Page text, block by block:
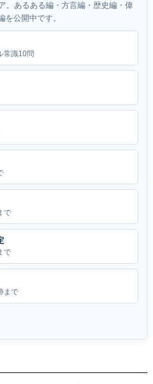
。あるある編・方言編・歴史編・偉
を公開中です。
常識10問
で
で
まで